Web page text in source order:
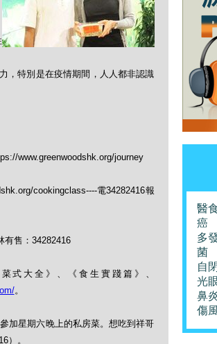
，特別是在疫情期間，人人都非認識
www.greenwoodshk.org/journey
cookingclass----電34282416報
有售：34282416
式大全》、《食生實踐篇》、
。
加星期六晚上的私房菜。想吃到祥哥
）。
醫
癌
多
菌
自
光
鼻
傷